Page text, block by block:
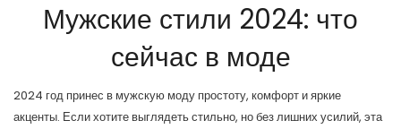
Мужские стили 2024: что
сейчас в моде
2024 год принес в мужскую моду простоту, комфорт и яркие
акценты. Если хотите выглядеть стильно, но без лишних усилий, эта